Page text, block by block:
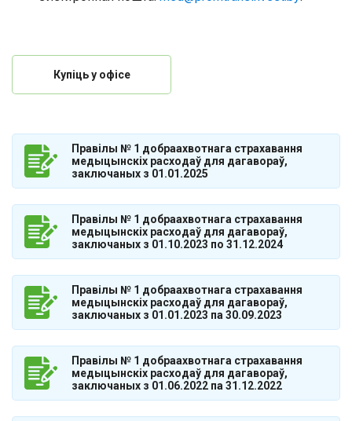
Купіць у офісе
Правілы № 1 добраахвотнага страхавання
медыцынскіх расходаў для дагавораў,
заключаных з 01.01.2025
Правілы № 1 добраахвотнага страхавання
медыцынскіх расходаў для дагавораў,
заключаных з 01.10.2023 по 31.12.2024
Правілы № 1 добраахвотнага страхавання
медыцынскіх расходаў для дагавораў,
заключаных з 01.01.2023 па 30.09.2023
Правілы № 1 добраахвотнага страхавання
медыцынскіх расходаў для дагавораў,
заключаных з 01.06.2022 па 31.12.2022